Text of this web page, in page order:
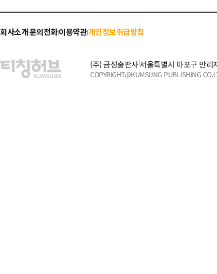
회사소개|문의전화|이용약관|개인정보취급방침
(주) 금성출판사|서울특별시 마포구 만리
COPYRIGHT@KUMSUNG PUBLISHING